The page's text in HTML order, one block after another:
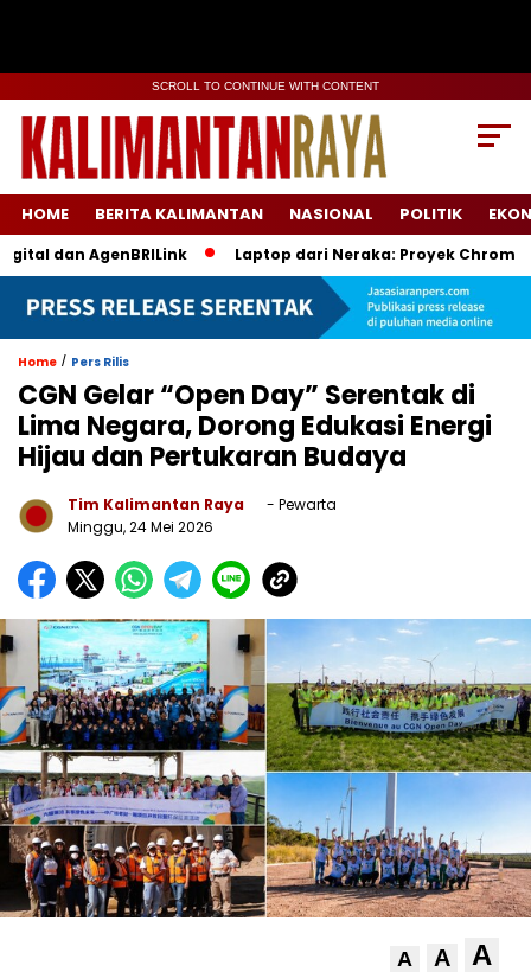
SCROLL TO CONTINUE WITH CONTENT
HOME BERITA KALIMANTAN NASIONAL POLITIK
dan AgenBRILink Laptop dari Neraka: Proyek
Home / Pers Rilis
CGN Gelar “Open Day” Serentak di
Lima Negara, Dorong Edukasi Energi
Hijau dan Pertukaran Budaya
Tim Kalimantan Raya
- Pewarta
Minggu, 24 Mei 2026
A A A